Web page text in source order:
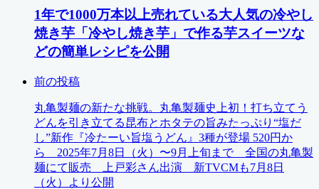
1年で1000万本以上売れている大人気の冷やし
焼き芋「冷やし焼き芋」で作る芋スイーツな
どの簡単レシピを公開
前の投稿
丸亀製麺の新たな挑戦。丸亀製麺史上初！打ち立てう
どんを引き立てる昆布とホタテの旨みたっぷり“塩だ
し”新作『冷たーい旨塩うどん』3種が登場 520円か
ら 2025年7月8日（火）〜9月上旬まで 全国の丸亀製
麺にて販売 上戸彩さん出演 新TVCMも7月8日
（火）より公開